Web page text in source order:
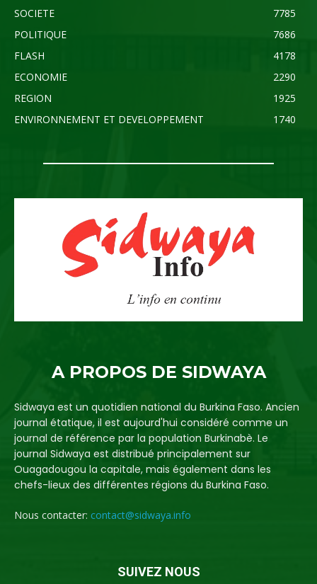
SOCIETE
7785
POLITIQUE
7686
FLASH
4178
ECONOMIE
2290
REGION
1925
ENVIRONNEMENT ET DEVELOPPEMENT
1740
A PROPOS DE SIDWAYA
Sidwaya est un quotidien national du Burkina Faso. Ancien
journal étatique, il est aujourd'hui considéré comme un
journal de référence par la population Burkinabè. Le
journal Sidwaya est distribué principalement sur
Ouagadougou la capitale, mais également dans les
chefs-lieux des différentes régions du Burkina Faso.
Nous contacter: contact@sidwaya.info
SUIVEZ NOUS